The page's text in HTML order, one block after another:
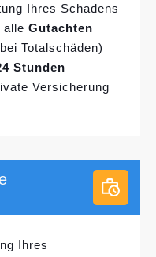
Ihres Schadens
alle Gutachten
Totalschäden)
Stunden
Versicherung
Ihres